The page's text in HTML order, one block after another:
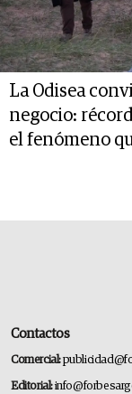
La Odisea
negocio:
el fenómeno
Contactos
Comercial:
Editorial: